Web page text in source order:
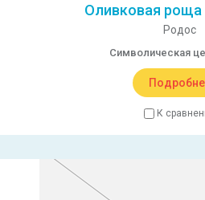
Оливковая роща
Родос
Символическая
К